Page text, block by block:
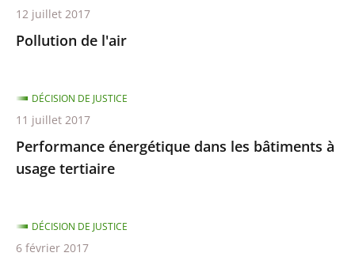
Pollution de l'air
12 juillet 2017
Performance énergétique dans les bâtiments à
usage tertiaire
DÉCISION DE JUSTICE
11 juillet 2017
DÉCISION DE JUSTICE
6 février 2017